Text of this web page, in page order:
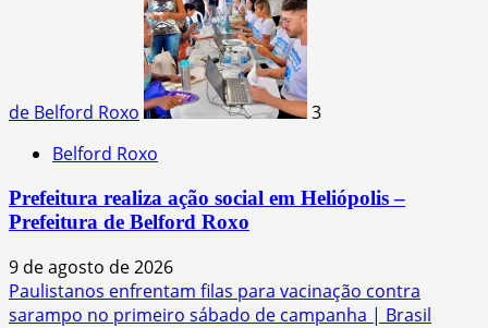
de Belford Roxo
3
Belford Roxo
Prefeitura realiza ação social em Heliópolis –
Prefeitura de Belford Roxo
9 de agosto de 2026
Paulistanos enfrentam filas para vacinação contra
sarampo no primeiro sábado de campanha | Brasil